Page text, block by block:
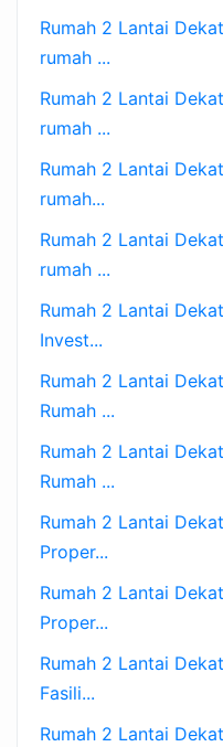
Rumah 2 Lantai
rumah ...
Rumah 2 Lantai
rumah ...
Rumah 2 Lantai
rumah...
Rumah 2 Lantai
rumah ...
Rumah 2 Lantai
Invest...
Rumah 2 Lantai
Rumah ...
Rumah 2 Lantai
Rumah ...
Rumah 2 Lantai
Proper...
Rumah 2 Lantai
Proper...
Rumah 2 Lantai
Fasili...
Rumah 2 Lantai